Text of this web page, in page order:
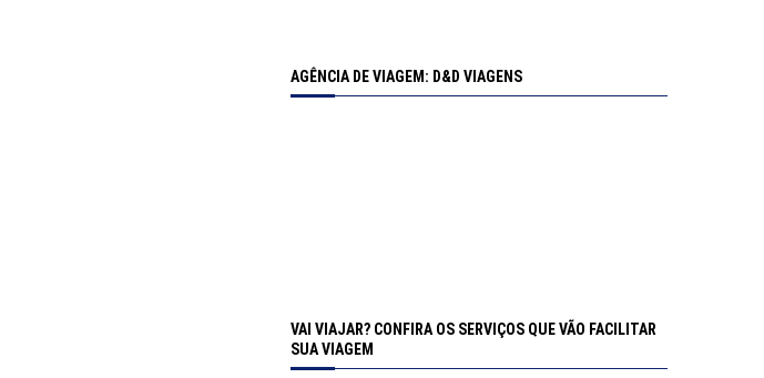
AGÊNCIA DE VIAGEM: D&D VIAGENS
VAI VIAJAR? CONFIRA OS SERVIÇOS QUE VÃO FACILITAR
SUA VIAGEM